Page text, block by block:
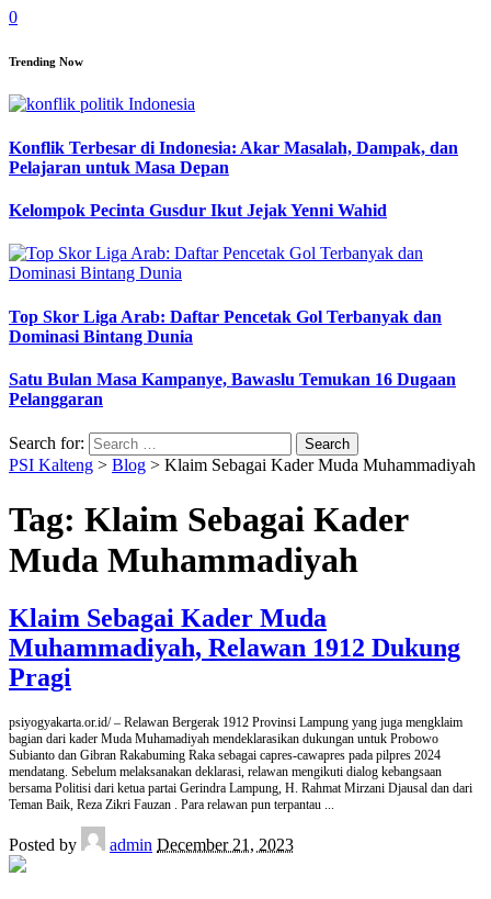
0
Trending Now
Konflik Terbesar di Indonesia: Akar Masalah, Dampak, dan
Pelajaran untuk Masa Depan
Kelompok Pecinta Gusdur Ikut Jejak Yenni Wahid
Top Skor Liga Arab: Daftar Pencetak Gol Terbanyak dan
Dominasi Bintang Dunia
Satu Bulan Masa Kampanye, Bawaslu Temukan 16 Dugaan
Pelanggaran
Search for:
PSI Kalteng > Blog > Klaim Sebagai Kader Muda Muhammadiyah
Tag: Klaim Sebagai Kader
Muda Muhammadiyah
Klaim Sebagai Kader Muda
Muhammadiyah, Relawan 1912 Dukung
Pragi
psiyogyakarta.or.id/ – Relawan Bergerak 1912 Provinsi Lampung yang juga mengklaim
bagian dari kader Muda Muhamadiyah mendeklarasikan dukungan untuk Probowo
Subianto dan Gibran Rakabuming Raka sebagai capres-cawapres pada pilpres 2024
mendatang. Sebelum melaksanakan deklarasi, relawan mengikuti dialog kebangsaan
bersama Politisi dari ketua partai Gerindra Lampung, H. Rahmat Mirzani Djausal dan dari
Teman Baik, Reza Zikri Fauzan . Para relawan pun terpantau ...
Posted by admin December 21, 2023